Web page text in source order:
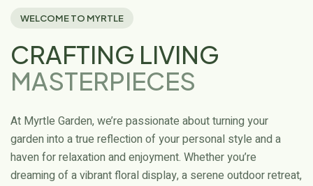
WELCOME TO MYRTLE
CRAFTING LIVING
MASTERPIECES
At Myrtle Garden, we’re passionate about turning your
garden into a true reflection of your personal style and a
haven for relaxation and enjoyment. Whether you’re
dreaming of a vibrant floral display, a serene outdoor retreat,